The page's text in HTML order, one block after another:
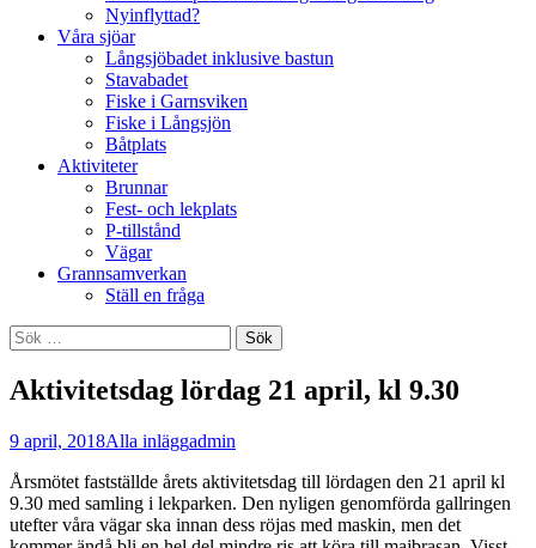
Nyinflyttad?
Våra sjöar
Långsjöbadet inklusive bastun
Stavabadet
Fiske i Garnsviken
Fiske i Långsjön
Båtplats
Aktiviteter
Brunnar
Fest- och lekplats
P-tillstånd
Vägar
Grannsamverkan
Ställ en fråga
Sök
efter:
Aktivitetsdag lördag 21 april, kl 9.30
9 april, 2018Alla inläggadmin
Årsmötet fastställde årets aktivitetsdag till lördagen den 21 april kl
9.30 med samling i lekparken. Den nyligen genomförda gallringen
utefter våra vägar ska innan dess röjas med maskin, men det